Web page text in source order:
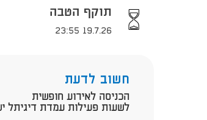
תוקף הטבה
19.7.26 23:55
חשוב לדעת
הכניסה לאירוע חופשית
לשעות פעילות עמדת דיגיתל